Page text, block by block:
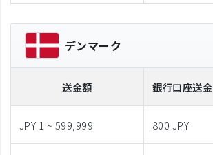
デンマーク
送金額 銀行口座送金
JPY 1 ~ 599,999 800 JPY